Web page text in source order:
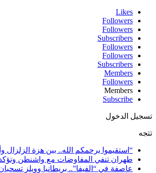
Likes
Followers
Followers
Subscribers
Followers
Followers
Subscribers
Members
Followers
Members
Subscribe
تسجيل الدخول
تتجه
“استقيموا يرحمكم الله.. بين هزة الزلزال
طهران تنفي المفاوضات مع واشنطن
عاصفة في “الفيفا”.. بريطانيا وويلز